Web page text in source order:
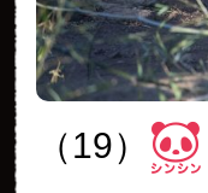
（19）